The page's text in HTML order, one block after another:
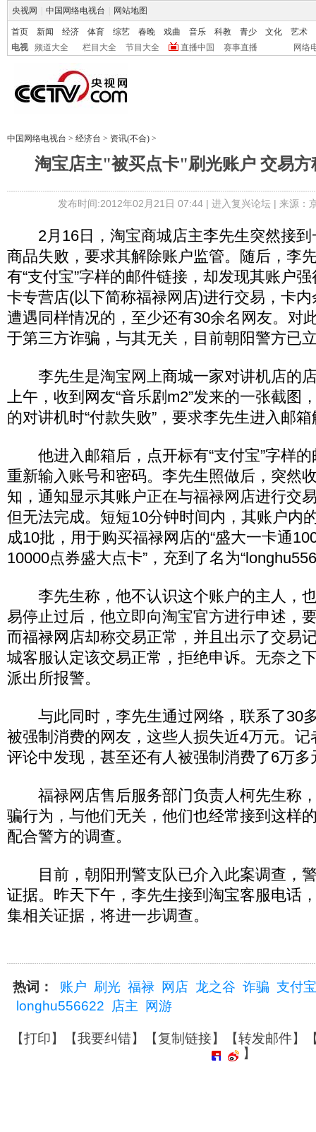
央视网 中国网络电视台 网站地图
首页 新闻 经济 体育 综艺 春晚 戏曲 音乐 科教 青少 文化
艺术
电视
频道大全 栏目大全 节目大全 直播中国 赛事直播 网络
中国网络电视台 > 经济台 > 资讯(不合) >
淘宝店主"被买点卡"刷光账户 交易方
发布时间:2012年02月21日 07:44 | 进入复兴论坛| 来源：
2月16日，淘宝商城店主李先生突然接到
商品失败，要求其解除账户监管。随后，李
有“支付宝”字样的邮件链接，却发现其账户
卡专营店(以下简称福禄网店)进行交易，卡
遭遇同样情况的，至少还有30余名网友。对
于第三方诈骗，与其无关，目前朝阳警方已
李先生是淘宝网上商城一家对讲机店的
上午，收到网友“音乐剧m2”发来的一张截图
的对讲机时“付款失败”，要求李先生进入邮
他进入邮箱后，点开标有“支付宝”字样的
重新输入账号和密码。李先生照做后，突然
知，通知显示其账户正在与福禄网店进行交
但无法完成。短短10分钟时间内，其账户内
成10批，用于购买福禄网店的“盛大一卡通
10000点券盛大点卡”，充到了名为
李先生称，他不认识这个账户的主人，
易停止过后，他立即向淘宝官方进行申述，
而福禄网店却称交易正常，并且出示了交易
城客服认定该交易正常，拒绝申诉。无奈之
派出所报警。
与此同时，李先生通过网络，联系了30
被强制消费的网友，这些人损失近4万元。
评论中发现，甚至还有人被强制消费了6万多
福禄网店售后服务部门负责人柯先生称
骗行为，与他们无关，他们也经常接到这样
配合警方的调查。
目前，朝阳刑警支队已介入此案调查，
证据。昨天下午，李先生接到淘宝客服电话
集相关证据，将进一步调查。
热词： 账户 刷光 福禄 网店 龙之谷 诈骗 支付宝
longhu556622
店主 网游
【打印】【我要纠错】【复制链接】【转发邮件】
】